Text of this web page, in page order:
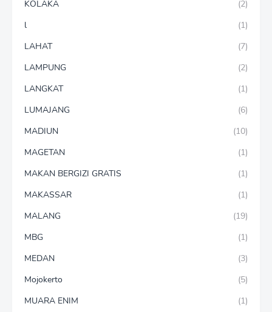
KOLAKA
(2)
l
(1)
LAHAT
(7)
LAMPUNG
(2)
LANGKAT
(1)
LUMAJANG
(6)
MADIUN
(10)
MAGETAN
(1)
MAKAN BERGIZI GRATIS
(1)
MAKASSAR
(1)
MALANG
(19)
MBG
(1)
MEDAN
(3)
Mojokerto
(5)
MUARA ENIM
(1)